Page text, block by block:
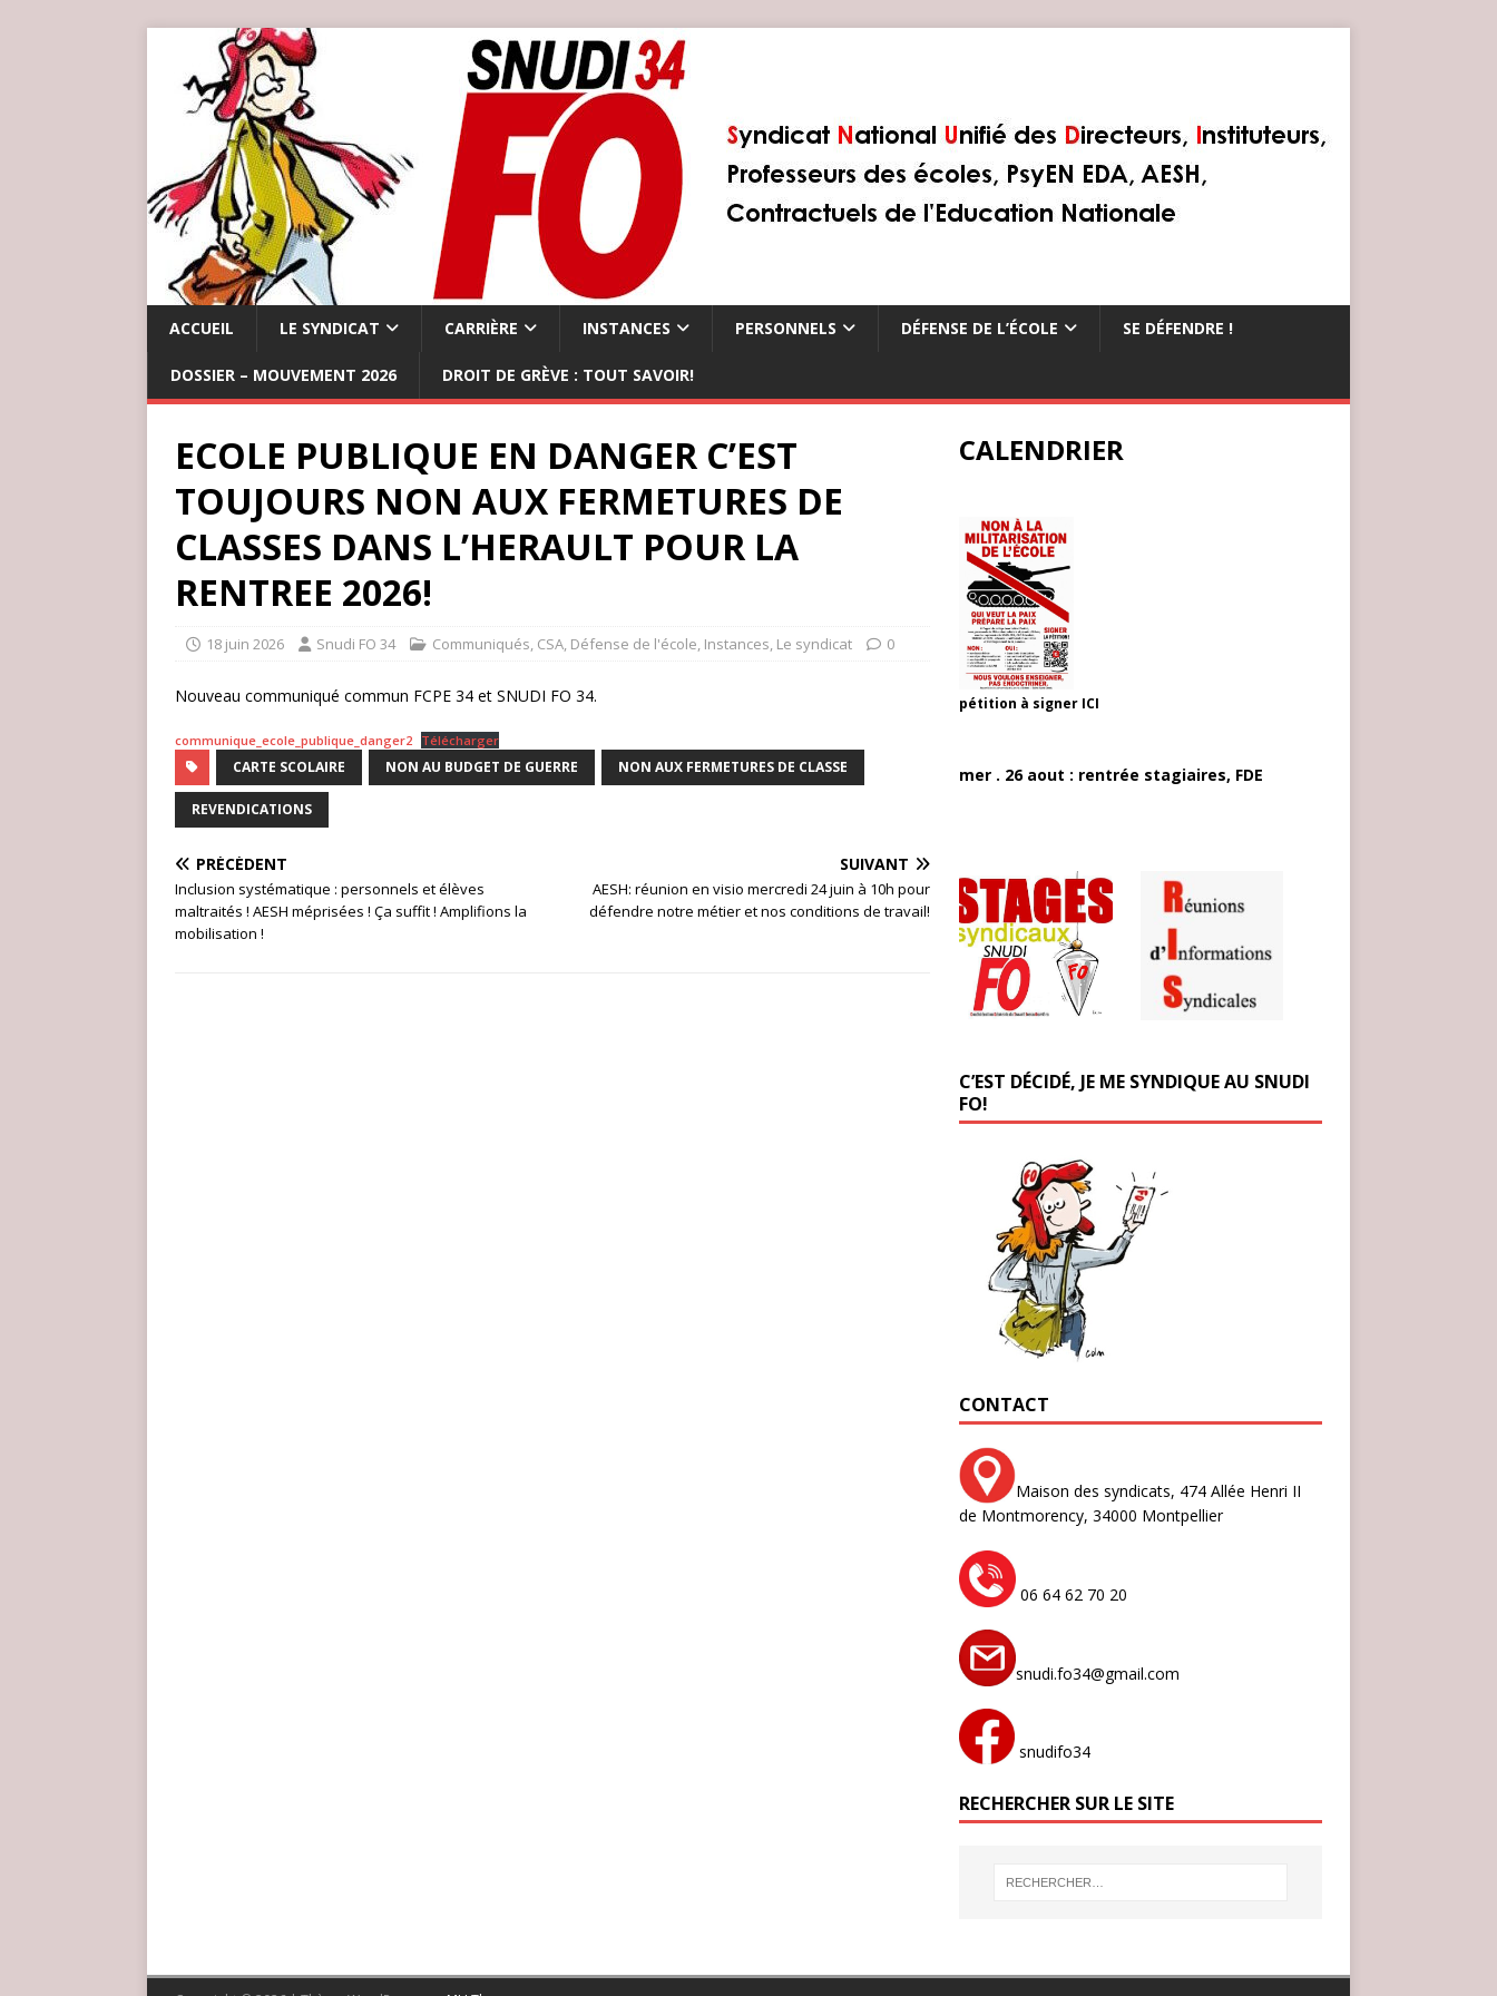
ACCUEIL LE SYNDICAT CARRIÈRE INSTANCES PERSONNELS DÉFENSE DE L’ÉCOLE SE DÉFENDRE !
DOSSIER – MOUVEMENT 2026 DROIT DE GRÈVE : TOUT SAVOIR!
ECOLE PUBLIQUE EN DANGER C’EST
TOUJOURS NON AUX FERMETURES DE
CLASSES DANS L’HERAULT POUR LA
RENTREE 2026!
18 juin 2026 Snudi FO 34 Communiqués, CSA, Défense de l'école, Instances, Le syndicat 0
Nouveau communiqué commun FCPE 34 et SNUDI FO 34.
communique_ecole_publique_danger2 Télécharger
CARTE SCOLAIRE NON AU BUDGET DE GUERRE NON AUX FERMETURES DE CLASSE
REVENDICATIONS
PRÉCÉDENT
Inclusion systématique : personnels et élèves
maltraités ! AESH méprisées ! Ça suffit ! Amplifions la
mobilisation !
SUIVANT
AESH: réunion en visio mercredi 24 juin à 10h pour
défendre notre métier et nos conditions de travail!
CALENDRIER
pétition à signer ICI
mer . 26 aout : rentrée stagiaires, FDE
C’EST DÉCIDÉ, JE ME SYNDIQUE AU SNUDI
FO!
CONTACT
Maison des syndicats, 474 Allée Henri II
de Montmorency, 34000 Montpellier
06 64 62 70 20
snudi.fo34@gmail.com
snudifo34
RECHERCHER SUR LE SITE